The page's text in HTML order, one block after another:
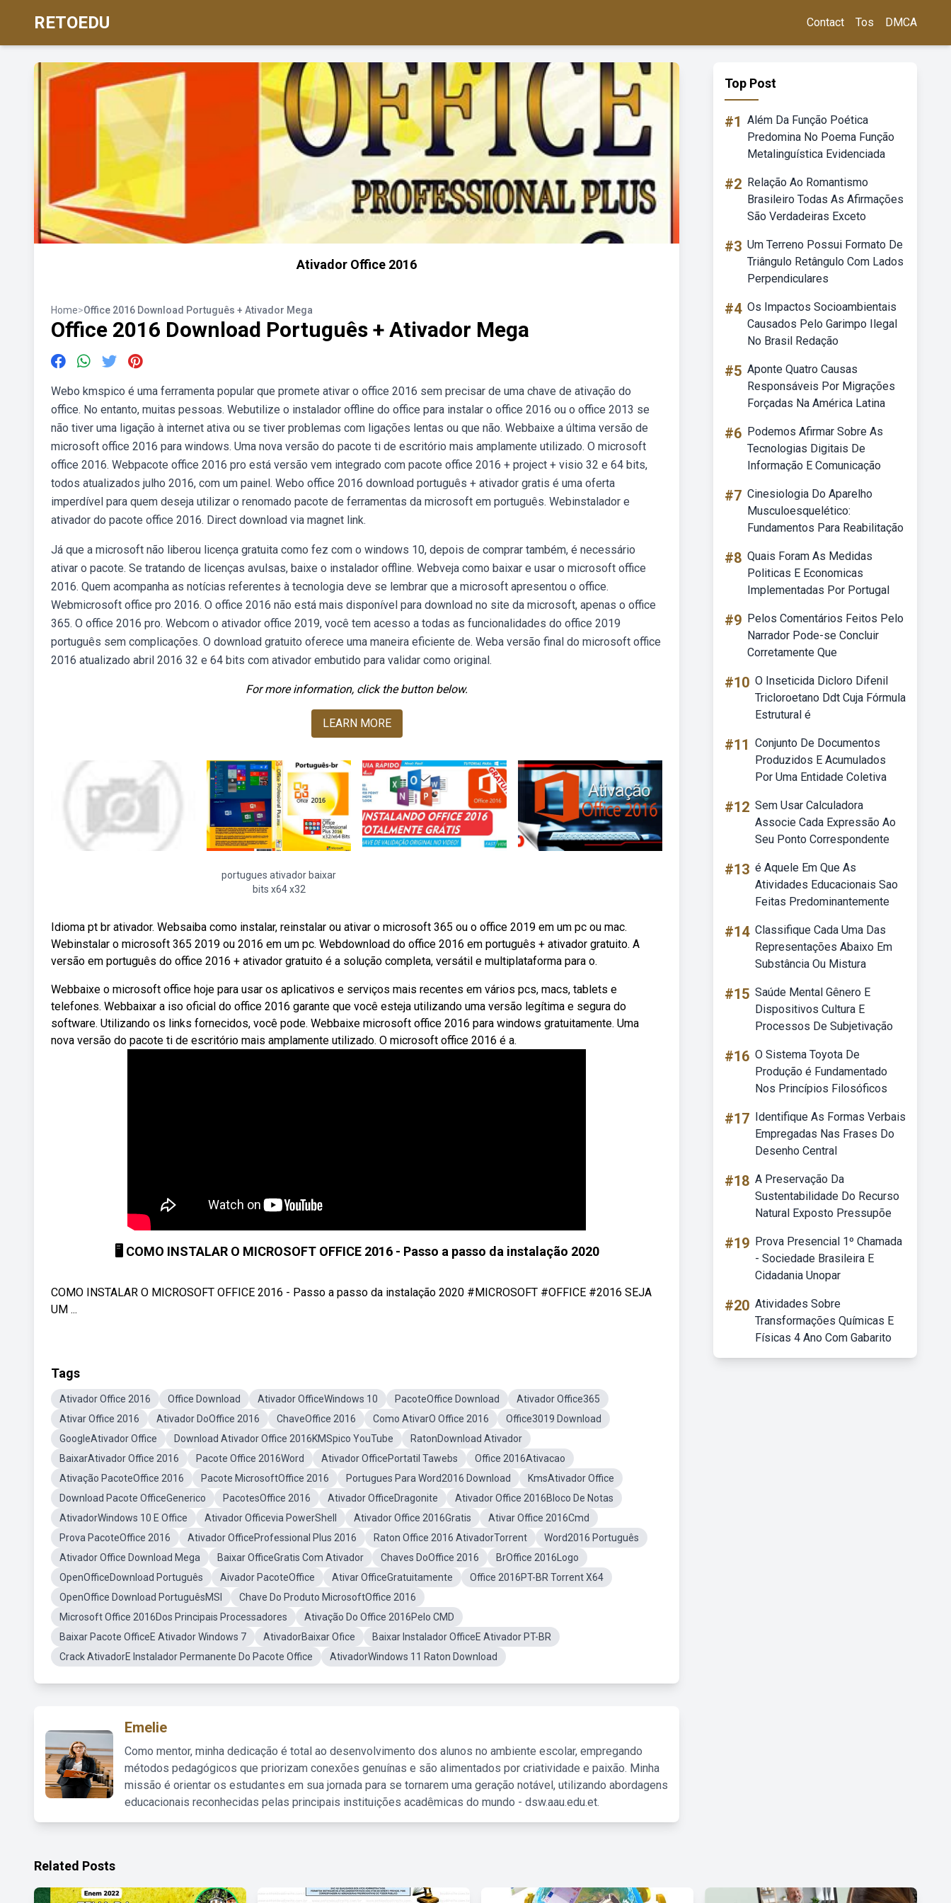
RETOEDU Contact Tos DMCA
Ativador Office 2016
Home>Office 2016 Download Português + Ativador Mega
Office 2016 Download Português + Ativador Mega
Webo kmspico é uma ferramenta popular que promete ativar o office 2016 sem precisar de uma chave de ativação do
office. No entanto, muitas pessoas. Webutilize o instalador offline do office para instalar o office 2016 ou o office 2013 se
não tiver uma ligação à internet ativa ou se tiver problemas com ligações lentas ou que não. Webbaixe a última versão de
microsoft office 2016 para windows. Uma nova versão do pacote ti de escritório mais amplamente utilizado. O microsoft
office 2016. Webpacote office 2016 pro está versão vem integrado com pacote office 2016 + project + visio 32 e 64 bits,
todos atualizados julho 2016, com um painel. Webo office 2016 download português + ativador gratis é uma oferta
imperdível para quem deseja utilizar o renomado pacote de ferramentas da microsoft em português. Webinstalador e
ativador do pacote office 2016. Direct download via magnet link.
Já que a microsoft não liberou licença gratuita como fez com o windows 10, depois de comprar também, é necessário
ativar o pacote. Se tratando de licenças avulsas, baixe o instalador offline. Webveja como baixar e usar o microsoft office
2016. Quem acompanha as notícias referentes à tecnologia deve se lembrar que a microsoft apresentou o office.
Webmicrosoft office pro 2016. O office 2016 não está mais disponível para download no site da microsoft, apenas o office
365. O office 2016 pro. Webcom o ativador office 2019, você tem acesso a todas as funcionalidades do office 2019
português sem complicações. O download gratuito oferece uma maneira eficiente de. Weba versão final do microsoft office
2016 atualizado abril 2016 32 e 64 bits com ativador embutido para validar como original.
For more information, click the button below.
LEARN MORE
portugues ativador baixar
bits x64 x32
Idioma pt br ativador. Websaiba como instalar, reinstalar ou ativar o microsoft 365 ou o office 2019 em um pc ou mac.
Webinstalar o microsoft 365 2019 ou 2016 em um pc. Webdownload do office 2016 em português + ativador gratuito. A
versão em português do office 2016 + ativador gratuito é a solução completa, versátil e multiplataforma para o.
Webbaixe o microsoft office hoje para usar os aplicativos e serviços mais recentes em vários pcs, macs, tablets e
telefones. Webbaixar a iso oficial do office 2016 garante que você esteja utilizando uma versão legítima e segura do
software. Utilizando os links fornecidos, você pode. Webbaixe microsoft office 2016 para windows gratuitamente. Uma
nova versão do pacote ti de escritório mais amplamente utilizado. O microsoft office 2016 é a.
🖥️ COMO INSTALAR O MICROSOFT OFFICE 2016 - Passo a passo da instalação 2020
COMO INSTALAR O MICROSOFT OFFICE 2016 - Passo a passo da instalação 2020 #MICROSOFT #OFFICE #2016 SEJA
UM ...
Tags
Ativador Office 2016 Office Download Ativador OfficeWindows 10 PacoteOffice Download
Ativador Office365
Ativar Office 2016
Ativador DoOffice 2016 ChaveOffice 2016 Como AtivarO Office 2016
Office3019 Download
GoogleAtivador Office
Download Ativador Office 2016KMSpico YouTube
RatonDownload Ativador
BaixarAtivador Office 2016
Pacote Office 2016Word Ativador OfficePortatil Tawebs
Office 2016Ativacao
Ativação PacoteOffice 2016
Pacote MicrosoftOffice 2016 Portugues Para Word2016 Download
KmsAtivador Office
Download Pacote OfficeGenerico
PacotesOffice 2016 Ativador OfficeDragonite
Ativador Office 2016Bloco De Notas
AtivadorWindows 10 E Office
Ativador Officevia PowerShell Ativador Office 2016Gratis
Ativar Office 2016Cmd
Prova PacoteOffice 2016
Ativador OfficeProfessional Plus 2016 Raton Office 2016 AtivadorTorrent
Word2016 Português
Ativador Office Download Mega
Baixar OfficeGratis Com Ativador Chaves DoOffice 2016
BrOffice 2016Logo
OpenOfficeDownload Português
Aivador PacoteOffice Ativar OfficeGratuitamente
Office 2016PT-BR Torrent X64
OpenOffice Download PortuguêsMSI
Chave Do Produto MicrosoftOffice 2016
Microsoft Office 2016Dos Principais Processadores
Ativação Do Office 2016Pelo CMD
Baixar Pacote OfficeE Ativador Windows 7
AtivadorBaixar Ofice
Baixar Instalador OfficeE Ativador PT-BR
Crack AtivadorE Instalador Permanente Do Pacote Office
AtivadorWindows 11 Raton Download
Emelie
Como mentor, minha dedicação é total ao desenvolvimento dos alunos no ambiente escolar, empregando
métodos pedagógicos que priorizam conexões genuínas e são alimentados por criatividade e paixão. Minha
missão é orientar os estudantes em sua jornada para se tornarem uma geração notável, utilizando abordagens
educacionais reconhecidas pelas principais instituições acadêmicas do mundo - dsw.aau.edu.et.
Top Post
#1 Além Da Função Poética
Predomina No Poema Função
Metalinguística Evidenciada
#2 Relação Ao Romantismo
Brasileiro Todas As Afirmações
São Verdadeiras Exceto
#3 Um Terreno Possui Formato De
Triângulo Retângulo Com Lados
Perpendiculares
#4 Os Impactos Socioambientais
Causados Pelo Garimpo Ilegal
No Brasil Redação
#5 Aponte Quatro Causas
Responsáveis Por Migrações
Forçadas Na América Latina
#6 Podemos Afirmar Sobre As
Tecnologias Digitais De
Informação E Comunicação
#7 Cinesiologia Do Aparelho
Musculoesquelético:
Fundamentos Para Reabilitação
#8 Quais Foram As Medidas
Politicas E Economicas
Implementadas Por Portugal
#9 Pelos Comentários Feitos Pelo
Narrador Pode-se Concluir
Corretamente Que
#10 O Inseticida Dicloro Difenil
Tricloroetano Ddt Cuja Fórmula
Estrutural é
#11 Conjunto De Documentos
Produzidos E Acumulados
Por Uma Entidade Coletiva
#12 Sem Usar Calculadora
Associe Cada Expressão Ao
Seu Ponto Correspondente
#13 é Aquele Em Que As
Atividades Educacionais Sao
Feitas Predominantemente
#14 Classifique Cada Uma Das
Representações Abaixo Em
Substância Ou Mistura
#15 Saúde Mental Gênero E
Dispositivos Cultura E
Processos De Subjetivação
#16 O Sistema Toyota De
Produção é Fundamentado
Nos Princípios Filosóficos
#17 Identifique As Formas Verbais
Empregadas Nas Frases Do
Desenho Central
#18 A Preservação Da
Sustentabilidade Do Recurso
Natural Exposto Pressupõe
#19 Prova Presencial 1º Chamada
- Sociedade Brasileira E
Cidadania Unopar
#20 Atividades Sobre
Transformações Químicas E
Físicas 4 Ano Com Gabarito
Related Posts